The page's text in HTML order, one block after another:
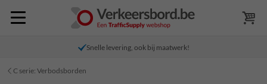
Snelle levering, ook bij maatwerk!
C serie: Verbodsborden